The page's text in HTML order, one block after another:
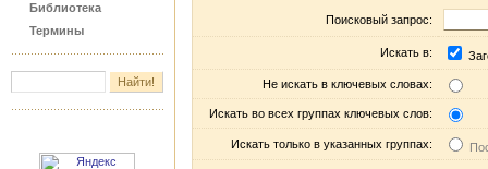
Библиотека
Термины
Поисковый запрос:
Искать в:
Не искать в ключевых словах:
Искать во всех группах ключевых слов:
Искать только в указанных группах: